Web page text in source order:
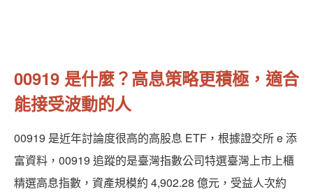
00919 是什麼？高息策略更積極，適合
能接受波動的人
00919 是近年討論度很高的高股息 ETF，根據證交所 e 添
富資料，00919 追蹤的是臺灣指數公司特選臺灣上市上櫃
精選高息指數，資產規模約 4,902.28 億元，受益人次約